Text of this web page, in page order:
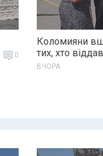
0
Коломияни
тих, хто
ВЧОРА